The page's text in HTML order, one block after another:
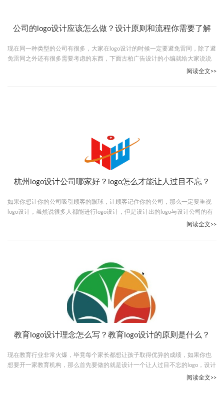
公司的logo设计应该怎么做？设计原则和流程你需要了解
现在同一种类型的公司有很多，大家在logo设计的时候一定要避免雷同，除了避
免雷同之外还有很多需要考虑的东西，下面古柏广告设计的小编就给大家说说
阅读全文>>
杭州logo设计公司哪家好？logo怎么才能让人过目不忘？
如果你想让你的公司吸引顾客的眼球，让顾客记住你的公司，那么一定要重视
logo设计，虽然说很多人都能进行logo设计，但是设计出的logo与设计公司的有
很大差距，下面小编就给大家说说杭州logo设计公司哪家好，希望对你有帮助。
阅读全文>>
教育logo设计理念怎么写？教育logo设计的原则是什么？
现在教育行业非常火爆，毕竟每个家长都想让孩子取得优异的成绩，如果你也
想要开一家教育机构，那么首先要做的就是设计一个让人过目不忘的logo，设计
完之后，还需要书写一份设计理念，你知道教育logo设计理念怎么写吗？下面就
阅读全文>>